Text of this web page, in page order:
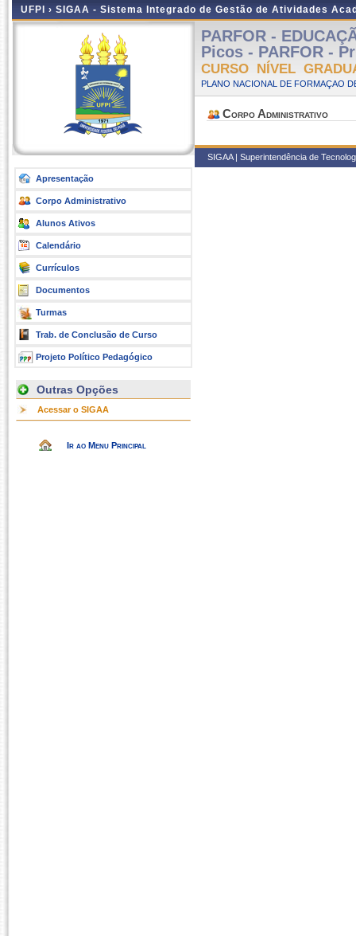
UFPI › SIGAA - Sistema Integrado de Gestão de Atividades
Apresentação
Corpo Administrativo
Alunos Ativos
Calendário
Currículos
Documentos
Turmas
Trab. de Conclusão de Curso
Projeto Político Pedagógico
Outras Opções
Acessar o SIGAA
Ir ao Menu Principal
PARFOR -
Picos - PARFOR -
CURSO NÍVEL
PLANO NACIONAL DE FORMAÇAO
Corpo Administrativo
SIGAA | Superintendência de